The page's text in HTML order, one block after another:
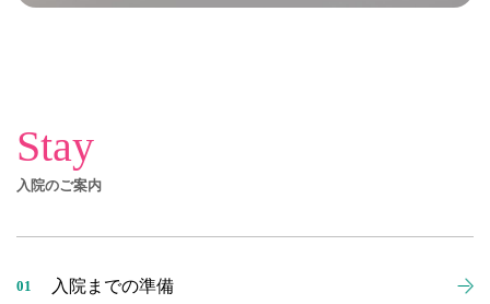
Stay
入院のご案内
01 入院までの準備